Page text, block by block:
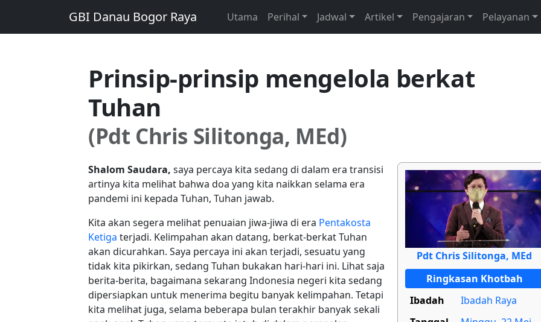
GBI Danau Bogor Raya Utama Perihal Jadwal Artikel Pengajaran Pelayanan
Prinsip-prinsip mengelola berkat
Tuhan
(Pdt Chris Silitonga, MEd)
Pdt Chris Silitonga, MEd
Ringkasan Khotbah
Ibadah
Ibadah Raya
Shalom Saudara, saya percaya kita sedang di dalam era transisi
artinya kita melihat bahwa doa yang kita naikkan selama era
pandemi ini kepada Tuhan, Tuhan jawab.
Kita akan segera melihat penuaian jiwa-jiwa di era Pentakosta
Ketiga terjadi. Kelimpahan akan datang, berkat-berkat Tuhan
akan dicurahkan. Saya percaya ini akan terjadi, sesuatu yang
tidak kita pikirkan, sedang Tuhan bukakan hari-hari ini. Lihat saja
berita-berita, bagaimana sekarang Indonesia negeri kita sedang
dipersiapkan untuk menerima begitu banyak kelimpahan. Tetapi
kita melihat juga, selama beberapa bulan terakhir banyak sekali